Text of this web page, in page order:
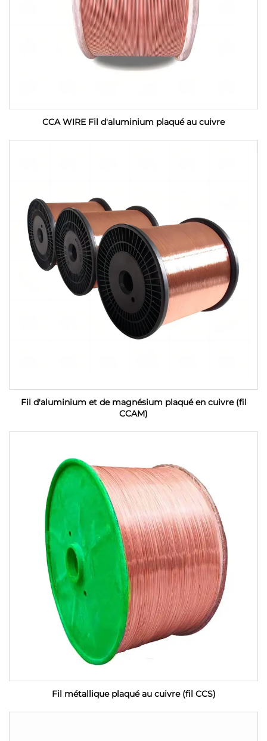
CCA WIRE Fil d'aluminium plaqué au cuivre
Fil d'aluminium et de magnésium plaqué en cuivre (fil
CCAM)
Fil métallique plaqué au cuivre (fil CCS)